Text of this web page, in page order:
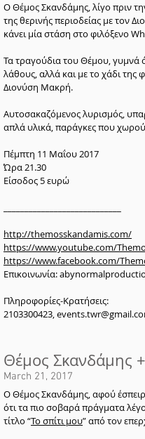
Ο Θέμος Σκανδάμης, λίγο πριν
της θερινής περιοδείας με τον
κάνει μία στάση στο φιλόξενο
Τα τραγούδια του Θέμου, γυμνά
λάθους, αλλά και με το χάδι της
Διονύση Μακρή.
Αυτοσακαζόμενος λυρισμός,
απλά υλικά, παράγκες που
Πέμπτη 11 Μαΐου 2017
Ώρα 21.30
Είσοδος 5 ευρώ
http://themosskandamis.com/
https://www.youtube.com/
https://www.facebook.com/
Επικοινωνία:
Πληροφορίες-Κρατήσεις:
2103300423,
Θέμος Σκανδάμης
March 21, 2017
Ο Θέμος Σκανδάμης, αφού
ότι τα πιο σοβαρά πράγματα
τίτλο “Το σπίτι μου” από τον